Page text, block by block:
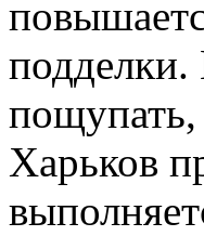
подделки.
пощупать,
Харьков